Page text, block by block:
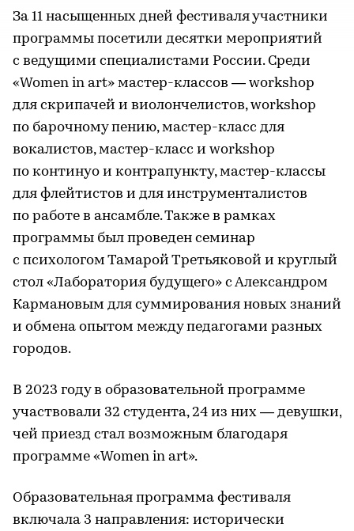
За 11 насыщенных дней фестиваля участники
программы посетили десятки мероприятий
с ведущими специалистами России. Среди
«Women in art» мастер-классов — workshop
для скрипачей и виолончелистов, workshop
по барочному пению, мастер-класс для
вокалистов, мастер-класс и workshop
по континуо и контрапункту, мастер-классы
для флейтистов и для инструменталистов
по работе в ансамбле. Также в рамках
программы был проведен семинар
с психологом Тамарой Третьяковой и круглый
стол «Лаборатория будущего» с Александром
Кармановым для суммирования новых знаний
и обмена опытом между педагогами разных
городов.
В 2023 году в образовательной программе
участвовали 32 студента, 24 из них — девушки,
чей приезд стал возможным благодаря
программе «Women in art».
Образовательная программа фестиваля
включала 3 направления: исторически